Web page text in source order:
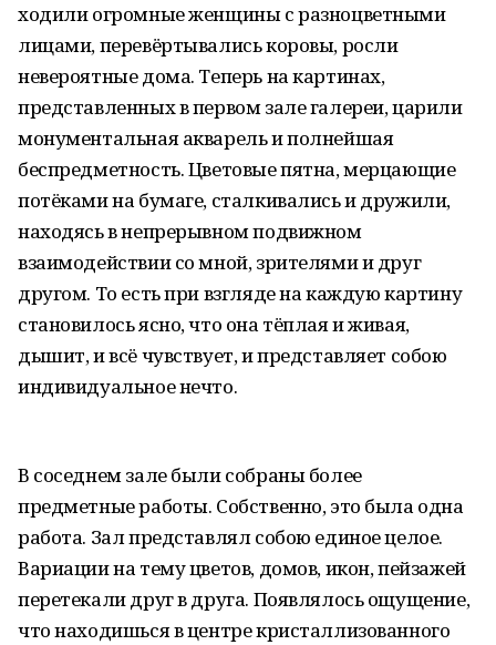
ходили огромные женщины с разноцветными
лицами, перевёртывались коровы, росли
невероятные дома. Теперь на картинах,
представленных в первом зале галереи, царили
монументальная акварель и полнейшая
беспредметность. Цветовые пятна, мерцающие
потёками на бумаге, сталкивались и дружили,
находясь в непрерывном подвижном
взаимодействии со мной, зрителями и друг
другом. То есть при взгляде на каждую картину
становилось ясно, что она тёплая и живая,
дышит, и всё чувствует, и представляет собою
индивидуальное нечто.
В соседнем зале были собраны более
предметные работы. Собственно, это была одна
работа. Зал представлял собою единое целое.
Вариации на тему цветов, домов, икон, пейзажей
перетекали друг в друга. Появлялось ощущение,
что находишься в центре кристаллизованного